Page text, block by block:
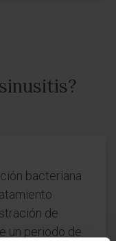
bacteriana
de
un periodo de